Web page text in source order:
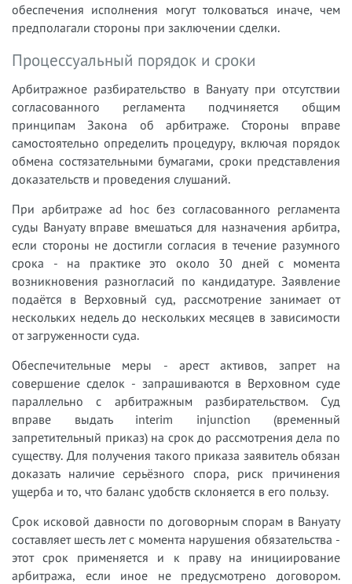
обеспечения исполнения могут толковаться иначе, чем
предполагали стороны при заключении сделки.
Процессуальный порядок и сроки
Арбитражное разбирательство в Вануату при отсутствии
согласованного регламента подчиняется общим
принципам Закона об арбитраже. Стороны вправе
самостоятельно определить процедуру, включая порядок
обмена состязательными бумагами, сроки представления
доказательств и проведения слушаний.
При арбитраже ad hoc без согласованного регламента
суды Вануату вправе вмешаться для назначения арбитра,
если стороны не достигли согласия в течение разумного
срока - на практике это около 30 дней с момента
возникновения разногласий по кандидатуре. Заявление
подаётся в Верховный суд, рассмотрение занимает от
нескольких недель до нескольких месяцев в зависимости
от загруженности суда.
Обеспечительные меры - арест активов, запрет на
совершение сделок - запрашиваются в Верховном суде
параллельно с арбитражным разбирательством. Суд
вправе выдать interim injunction (временный
запретительный приказ) на срок до рассмотрения дела по
существу. Для получения такого приказа заявитель обязан
доказать наличие серьёзного спора, риск причинения
ущерба и то, что баланс удобств склоняется в его пользу.
Срок исковой давности по договорным спорам в Вануату
составляет шесть лет с момента нарушения обязательства -
этот срок применяется и к праву на инициирование
арбитража, если иное не предусмотрено договором.